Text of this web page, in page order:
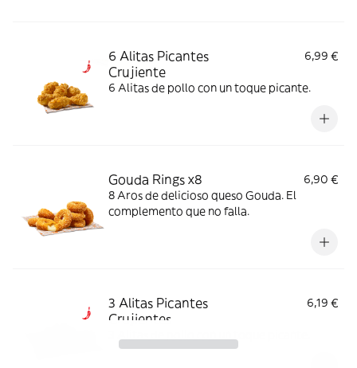
6 Alitas Picantes
Crujiente
6,99 €
6 Alitas de pollo con un toque picante.
Gouda Rings x8
6,90 €
8 Aros de delicioso queso Gouda. El
complemento que no falla.
3 Alitas Picantes
Crujientes
6,19 €